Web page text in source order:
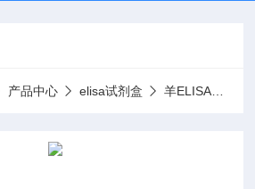
产品中心 elisa试剂盒 羊ELISA试剂盒